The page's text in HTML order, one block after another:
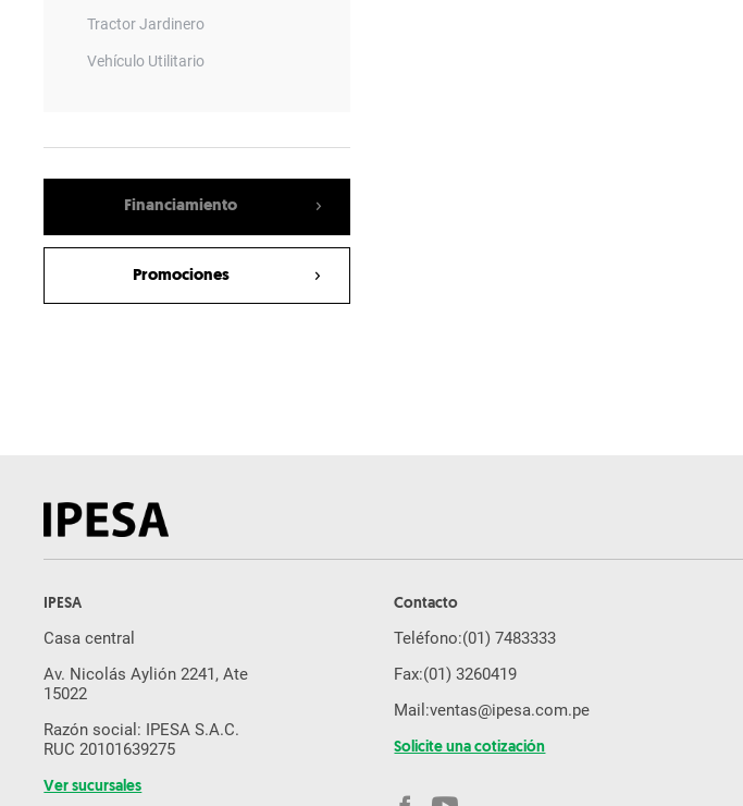
Tractor Jardinero
Vehículo Utilitario
Empacadora
Sembradora Neumatica
Cosechadora De Caña
Rastra
Cosechadora De Forraje
Financiamiento
Promociones
IPESA
Casa central
Av. Nicolás Aylión 2241, Ate
15022
Razón social: IPESA S.A.C.
RUC 20101639275
Ver sucursales
Contacto
Teléfono:(01) 7483333
Fax:(01) 3260419
Mail:ventas@ipesa.com.pe
Solicite una cotización